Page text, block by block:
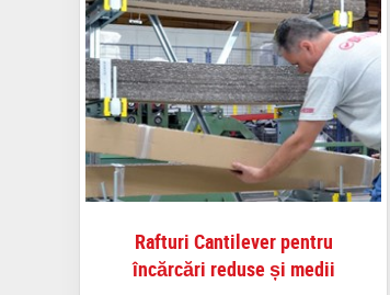
Rafturi Cantilever pentru
încărcări reduse și medii